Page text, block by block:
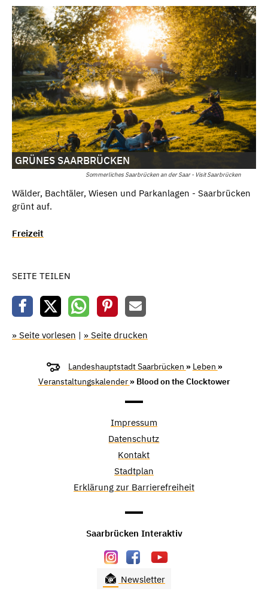
Sommerliches Saarbrücken an der Saar - Visit Saarbrücken
GRÜNES SAARBRÜCKEN
Wälder, Bachtäler, Wiesen und Parkanlagen - Saarbrücken
grünt auf.
Freizeit
SEITE TEILEN
» Seite vorlesen | » Seite drucken
Landeshauptstadt Saarbrücken » Leben »
Veranstaltungskalender » Blood on the Clocktower
Impressum
Datenschutz
Kontakt
Stadtplan
Erklärung zur Barrierefreiheit
Saarbrücken Interaktiv
Newsletter